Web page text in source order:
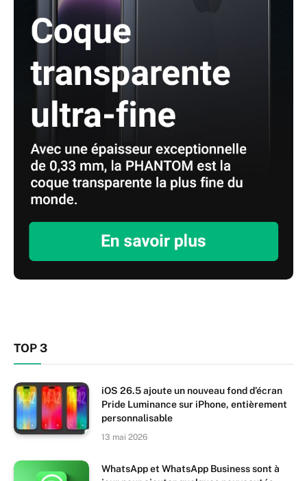
TOP 3
iOS 26.5 ajoute un nouveau fond d’écran
Pride Luminance sur iPhone, entièrement
personnalisable
13 mai 2026
WhatsApp et WhatsApp Business sont à